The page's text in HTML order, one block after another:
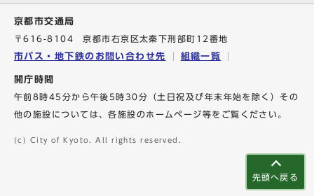
先頭へ戻る
京都市交通局
〒616-8104 京都市右京区太秦下刑部町12番地
市バス・地下鉄のお問い合わせ先 組織一覧
開庁時間
午前8時45分から午後5時30分（土日祝及び年末年始を除く）その
他の施設については、各施設のホームページ等をご覧ください。
(c) City of Kyoto. All rights reserved.